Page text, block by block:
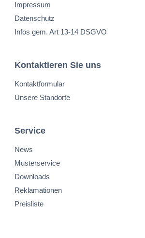
Impressum
Datenschutz
Infos gem. Art 13-14 DSGVO
Kontaktieren Sie uns
Kontaktformular
Unsere Standorte
Service
News
Musterservice
Downloads
Reklamationen
Preisliste